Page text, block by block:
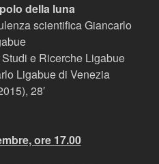
della luna
scientifica Giancarlo
e Ricerche Ligabue
Ligabue di Venezia
28′
ore 17.00